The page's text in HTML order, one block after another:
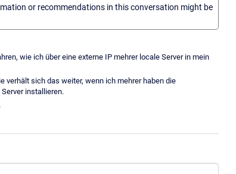
or recommendations in this conversation might be
wie ich über eine externe IP mehrer locale Server in mein
verhält sich das weiter, wenn ich mehrer haben die
installieren.